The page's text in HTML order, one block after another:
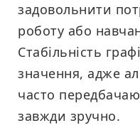
задовольнити
роботу або
Стабільність
значення, адже
часто
завжди зручно.